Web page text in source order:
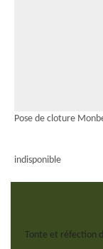
Pose de cloture
indisponible
Tonte et réfection